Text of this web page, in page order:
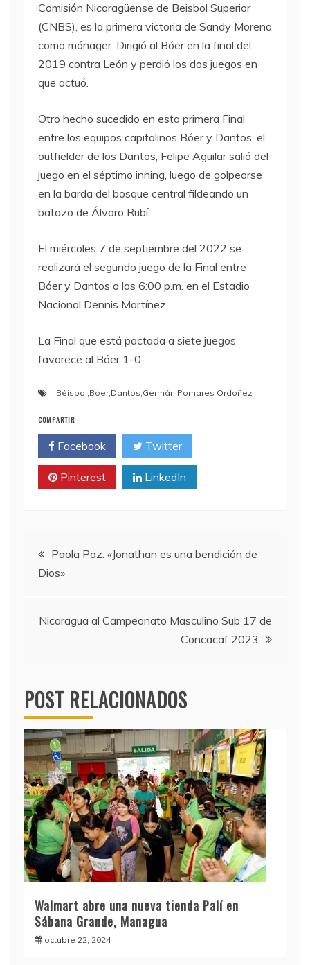
Comisión Nicaragüense de Beisbol Superior
(CNBS), es la primera victoria de Sandy Moreno
como mánager. Dirigió al Bóer en la final del
2019 contra León y perdió los dos juegos en
que actuó.
Otro hecho sucedido en esta primera Final
entre los equipos capitalinos Bóer y Dantos, el
outfielder de los Dantos, Felipe Aguilar salió del
juego en el séptimo inning, luego de golpearse
en la barda del bosque central fildeando un
batazo de Álvaro Rubí.
El miércoles 7 de septiembre del 2022 se
realizará el segundo juego de la Final entre
Bóer y Dantos a las 6:00 p.m. en el Estadio
Nacional Dennis Martínez.
La Final que está pactada a siete juegos
favorece al Bóer 1-0.
Béisbol,Bóer,Dantos,Germán Pomares Ordóñez
COMPARTIR
Facebook Twitter
Pinterest LinkedIn
Navegación
de
entradas
Paola Paz: «Jonathan es una bendición de
Dios»
Nicaragua al Campeonato Masculino Sub 17 de
Concacaf 2023
POST RELACIONADOS
Walmart abre una nueva tienda Palí en
Sábana Grande, Managua
octubre 22, 2024